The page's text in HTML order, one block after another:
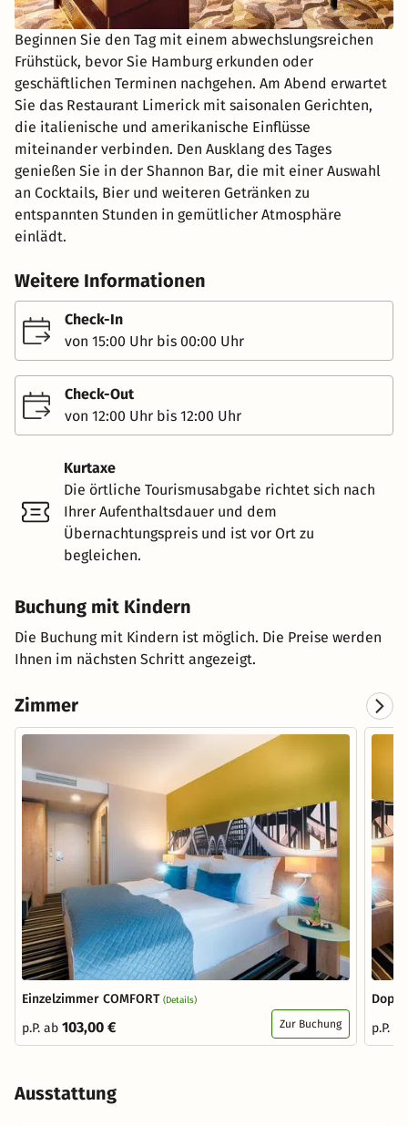
Beginnen Sie den Tag mit einem abwechslungsreichen
Frühstück, bevor Sie Hamburg erkunden oder
geschäftlichen Terminen nachgehen. Am Abend erwartet
Sie das Restaurant Limerick mit saisonalen Gerichten,
die italienische und amerikanische Einflüsse
miteinander verbinden. Den Ausklang des Tages
genießen Sie in der Shannon Bar, die mit einer Auswahl
an Cocktails, Bier und weiteren Getränken zu
entspannten Stunden in gemütlicher Atmosphäre
einlädt.
Weitere Informationen
Check-In
von 15:00 Uhr bis 00:00 Uhr
Check-Out
von 12:00 Uhr bis 12:00 Uhr
Kurtaxe
Die örtliche Tourismusabgabe richtet sich nach
Ihrer Aufenthaltsdauer und dem
Übernachtungspreis und ist vor Ort zu
begleichen.
Buchung mit Kindern
Die Buchung mit Kindern ist möglich. Die Preise werden
Ihnen im nächsten Schritt angezeigt.
Zimmer
Einzelzimmer COMFORT (Details)
p.P. ab 103,00 € Zur Buchung
p.P.
Ausstattung